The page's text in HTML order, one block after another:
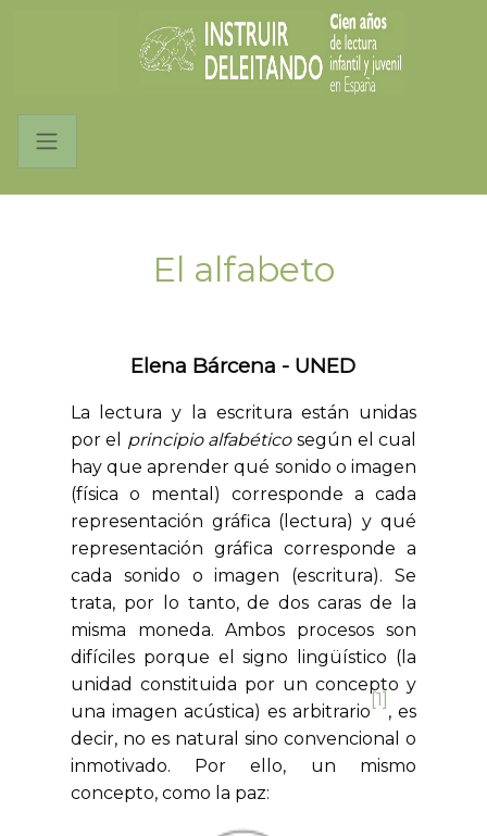
El alfabeto
Elena Bárcena - UNED
La lectura y la escritura están unidas
por el
principio alfabéticosegún el cual
hay que aprender qué sonido o imagen
(física o mental) corresponde a cada
representación gráfica (lectura) y qué
representación gráfica corresponde a
cada sonido o imagen (escritura). Se
trata, por lo tanto, de dos caras de la
misma moneda. Ambos procesos son
difíciles porque el signo lingüístico (la
unidad constituida por un concepto y
una imagen acústica) es arbitrario
[1]
, es
decir, no es natural sino convencional o
inmotivado. Por ello, un mismo
concepto, como la paz: